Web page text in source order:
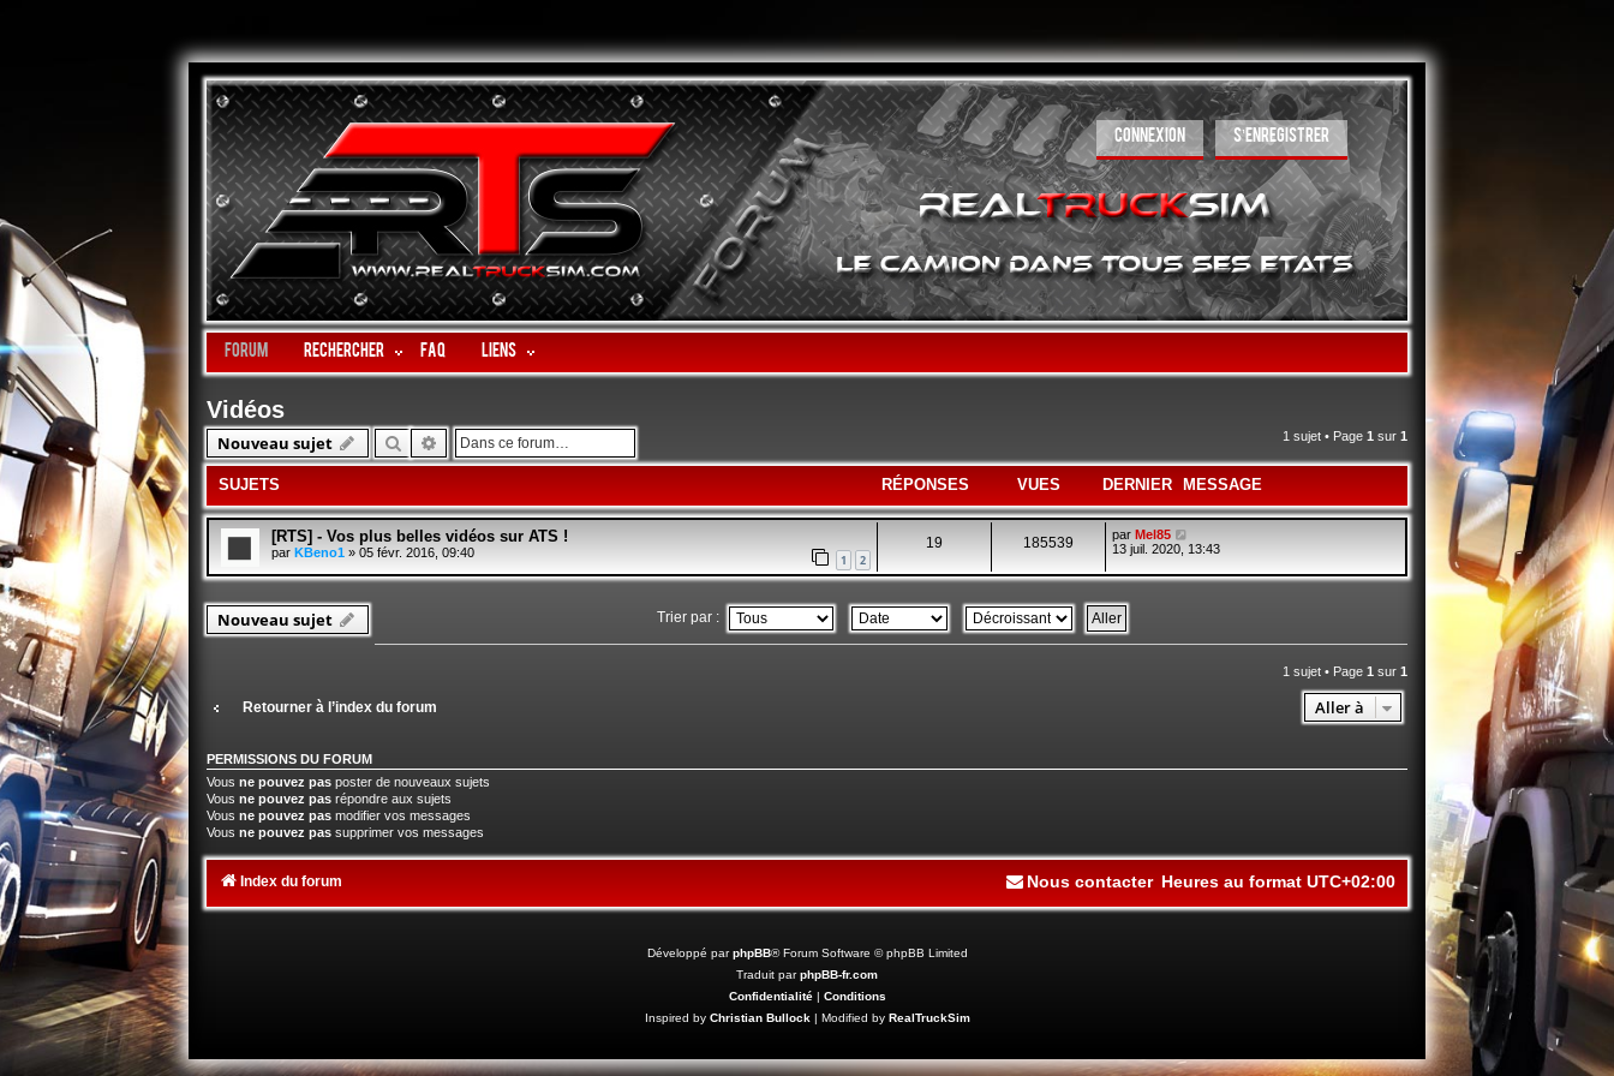
CONNEXION S’ENREGISTRER
Forum Rechercher FAQ LIENS
Vidéos
Nouveau sujet RechercherRecherche avancée 1 sujet • Page 1 sur 1
SUJETS RÉPONSES VUES DERNIER MESSAGE
[RTS] - Vos plus belles vidéos sur ATS !
par KBeno1 » 05 févr. 2016, 09:40 1 2
19 185539 par Mel85
13 juil. 2020, 13:43
Nouveau sujet Trier par :
1 sujet • Page 1 sur 1
Retourner à l’index du forum Aller à
PERMISSIONS DU FORUM
Vous ne pouvez pas poster de nouveaux sujets
Vous ne pouvez pas répondre aux sujets
Vous ne pouvez pas modifier vos messages
Vous ne pouvez pas supprimer vos messages
Index du forum Heures au format UTC+02:00
Nous contacter
Développé parphpBB® Forum Software © phpBB Limited
Traduit parphpBB-fr.com
Confidentialité| Conditions
Inspired by Christian Bullock| Modified by RealTruckSim